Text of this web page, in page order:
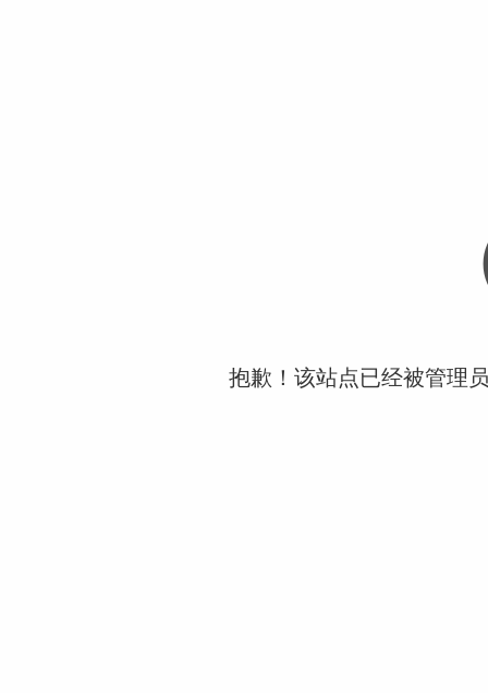
抱歉！该站点已经被管理